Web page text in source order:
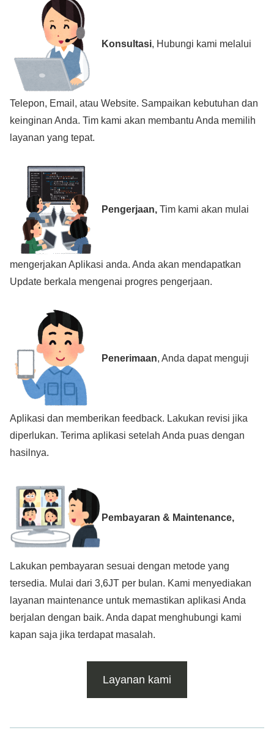
Konsultasi , Hubungi kami melalui
Telepon, Email, atau Website. Sampaikan kebutuhan dan
keinginan Anda. Tim kami akan membantu Anda memilih
layanan yang tepat.
Pengerjaan, Tim kami akan mulai
mengerjakan Aplikasi anda. Anda akan mendapatkan
Update berkala mengenai progres pengerjaan.
Penerimaan, Anda dapat menguji
Aplikasi dan memberikan feedback. Lakukan revisi jika
diperlukan. Terima aplikasi setelah Anda puas dengan
hasilnya.
Pembayaran & Maintenance,
Lakukan pembayaran sesuai dengan metode yang
tersedia. Mulai dari 3,6JT per bulan. Kami menyediakan
layanan maintenance untuk memastikan aplikasi Anda
berjalan dengan baik. Anda dapat menghubungi kami
kapan saja jika terdapat masalah.
Layanan kami